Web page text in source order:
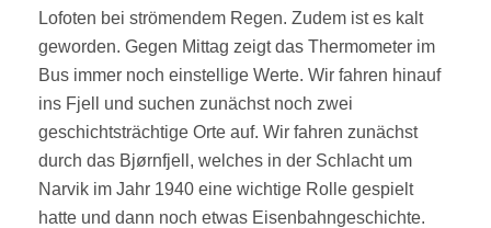
Lofoten bei strömendem Regen. Zudem ist es kalt
geworden. Gegen Mittag zeigt das Thermometer im
Bus immer noch einstellige Werte. Wir fahren hinauf
ins Fjell und suchen zunächst noch zwei
geschichtsträchtige Orte auf. Wir fahren zunächst
durch das Bjørnfjell, welches in der Schlacht um
Narvik im Jahr 1940 eine wichtige Rolle gespielt
hatte und dann noch etwas Eisenbahngeschichte.